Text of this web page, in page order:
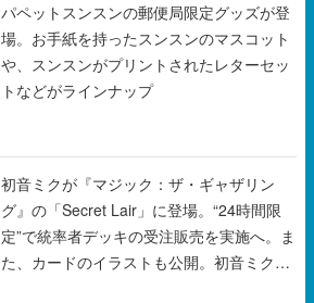
パペットスンスンの郵便局限定グッズが登
場。お手紙を持ったスンスンのマスコット
や、スンスンがプリントされたレターセッ
トなどがラインナップ
初音ミクが『マジック：ザ・ギャザリン
グ』の「Secret Lair」に登場。“24時間限
定”で統率者デッキの受注販売を実施へ。ま
た、カードのイラストも公開。初音ミクの